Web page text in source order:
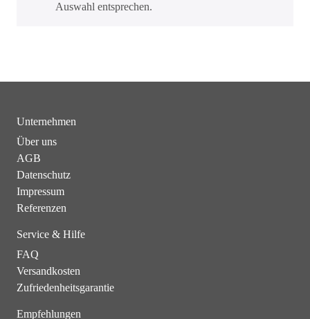
Auswahl entsprechen.
Unternehmen
Über uns
AGB
Datenschutz
Impressum
Referenzen
Service & Hilfe
FAQ
Versandkosten
Zufriedenheitsgarantie
Empfehlungen